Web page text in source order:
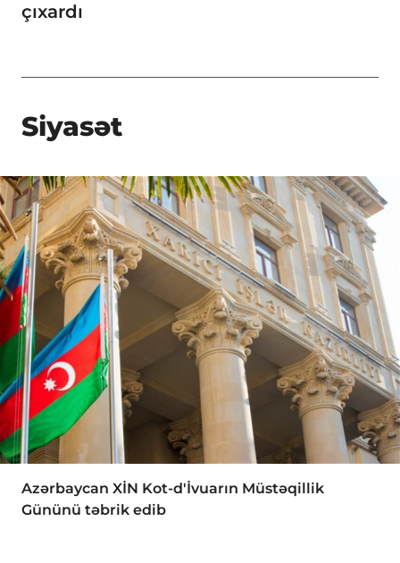
çıxardı
Siyasət
Azərbaycan XİN Kot-d'İvuarın Müstəqillik
Gününü təbrik edib